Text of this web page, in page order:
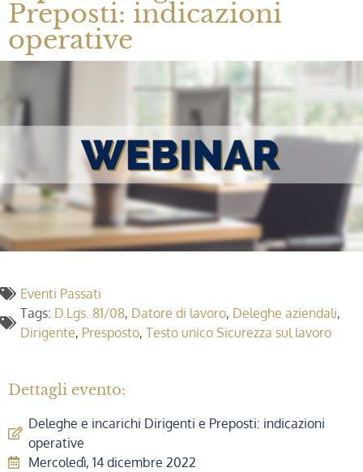
Preposti: indicazioni
operative
Eventi Passati
Tags: D.Lgs. 81/08, Datore di lavoro, Deleghe aziendali,
Dirigente, Presposto, Testo unico Sicurezza sul lavoro
Dettagli evento:
Deleghe e incarichi Dirigenti e Preposti: indicazioni
operative
Mercoledì, 14 dicembre 2022